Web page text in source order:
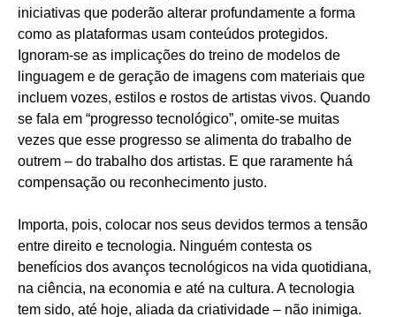
iniciativas que poderão alterar profundamente a forma
como as plataformas usam conteúdos protegidos.
Ignoram-se as implicações do treino de modelos de
linguagem e de geração de imagens com materiais que
incluem vozes, estilos e rostos de artistas vivos. Quando
se fala em “progresso tecnológico”, omite-se muitas
vezes que esse progresso se alimenta do trabalho de
outrem – do trabalho dos artistas. E que raramente há
compensação ou reconhecimento justo.
Importa, pois, colocar nos seus devidos termos a tensão
entre direito e tecnologia. Ninguém contesta os
benefícios dos avanços tecnológicos na vida quotidiana,
na ciência, na economia e até na cultura. A tecnologia
tem sido, até hoje, aliada da criatividade – não inimiga.